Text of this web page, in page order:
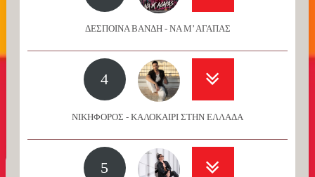
ΔΕΣΠΟΙΝΑ ΒΑΝΔΗ - ΝΑ Μ’ ΑΓΑΠΑΣ
4
ΝΙΚΗΦΟΡΟΣ - ΚΑΛΟΚΑΙΡΙ ΣΤΗΝ ΕΛΛΑΔΑ
5